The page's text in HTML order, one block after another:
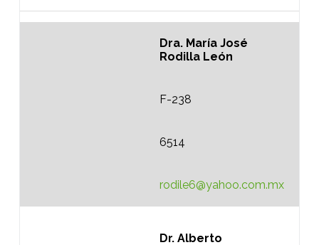
Dra. María José
Rodilla León
F-238
6514
rodile6@yahoo.com.mx
Dr. Alberto